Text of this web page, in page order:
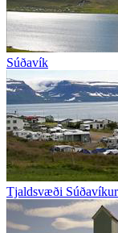
Súðavík
Tjaldsvæði Súðavíkur